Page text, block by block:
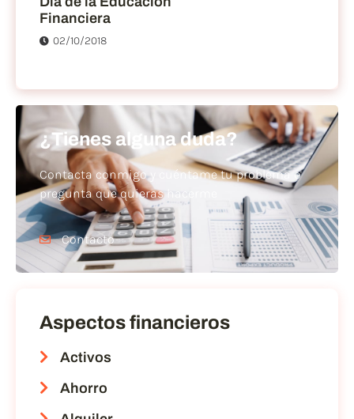
Financiera
02/10/2018
¿Tienes alguna duda?
Contacta conmigo y cuéntame tu problema o
pregunta que quieras hacerme
Contacto
Aspectos financieros
Activos
Ahorro